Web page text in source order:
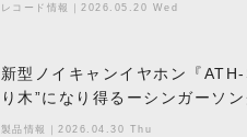
レコード情報 2026.05.20 Wed
新型ノイキャンイヤホン『
り木”になり得るーシンガーソ
製品情報 2026.04.30 Thu